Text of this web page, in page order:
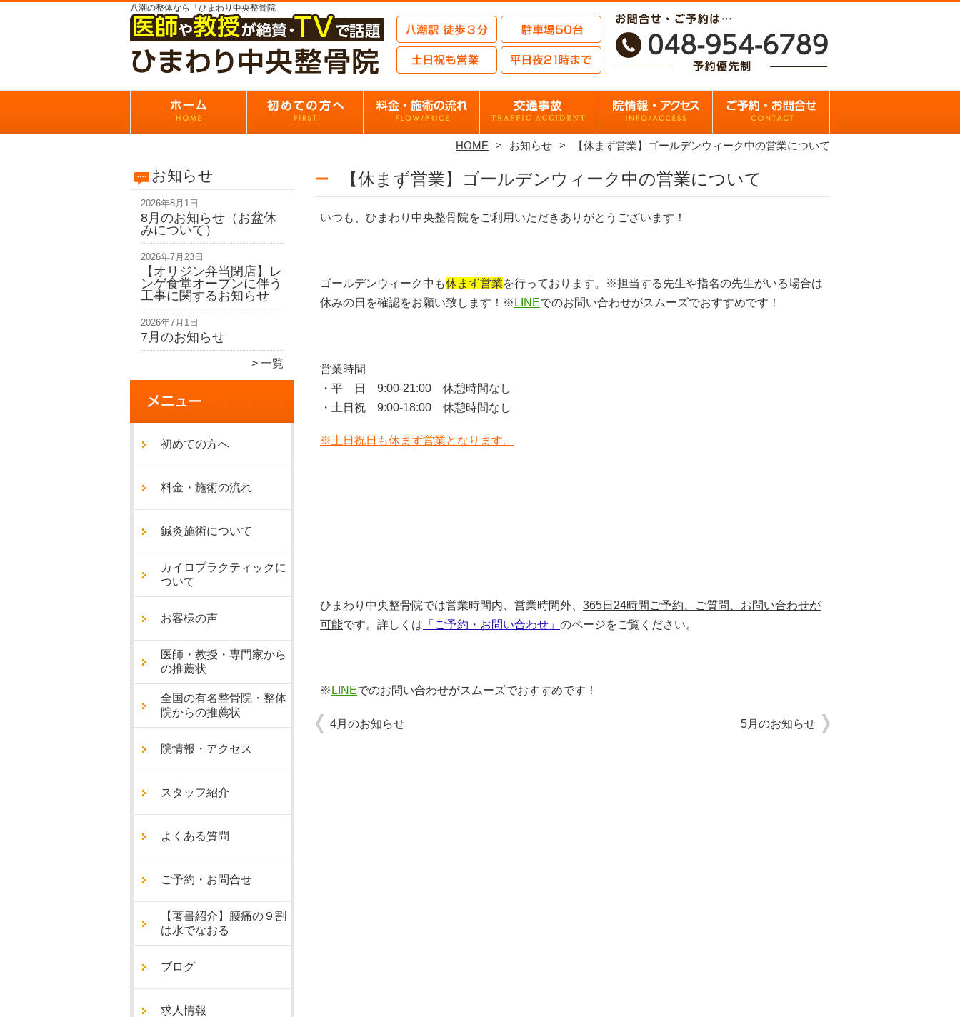
八潮の整体なら「ひまわり中央整骨院」
HOME お知らせ 【休まず営業】ゴールデンウィーク中の営業について
お知らせ
2026年8月1日
8月のお知らせ（お盆休
みについて）
2026年7月23日
【オリジン弁当閉店】レ
ンゲ食堂オープンに伴う
工事に関するお知らせ
2026年7月1日
7月のお知らせ
一覧
初めての方へ
料金・施術の流れ
鍼灸施術について
カイロプラクティックに
ついて
お客様の声
医師・教授・専門家から
の推薦状
全国の有名整骨院・整体
院からの推薦状
院情報・アクセス
スタッフ紹介
よくある質問
ご予約・お問合せ
【著書紹介】腰痛の９割
は水でなおる
ブログ
求人情報
【休まず営業】ゴールデンウィーク中の営業について
いつも、ひまわり中央整骨院をご利用いただきありがとうございます！
ゴールデンウィーク中も休まず営業を行っております。※担当する先生や指名の先生がいる場合は
休みの日を確認をお願い致します！※ LINEでのお問い合わせがスムーズでおすすめです！
営業時間
・平 日 9:00-21:00 休憩時間なし
・土日祝 9:00-18:00 休憩時間なし
※土日祝日も休まず営業となります。
ひまわり中央整骨院では営業時間内、営業時間外、 365日24時間ご予約、ご質問、お問い合わせが
可能です。詳しくは 「ご予約・お問い合わせ」 のページをご覧ください。
※ LINEでのお問い合わせがスムーズでおすすめです！
4月のお知らせ 5月のお知らせ